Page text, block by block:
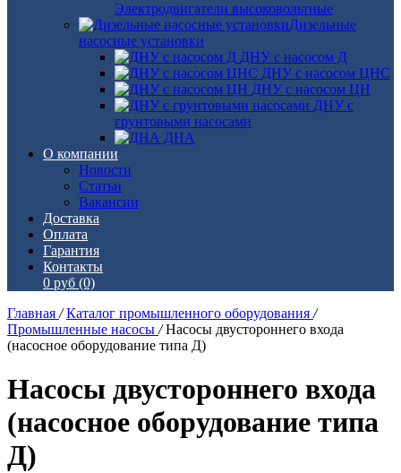
Электродвигатели высоковольтные
Дизельные
насосные установки
ДНУ с насосом Д
ДНУ с насосом ЦНС
ДНУ с насосом ЦН
ДНУ с
грунтовыми насосами
ДНА
О компании
Новости
Статьи
Вакансии
Доставка
Оплата
Гарантия
Контакты
0 руб (0)
Главная / Каталог промышленного оборудования /
Промышленные насосы / Насосы двустороннего входа
(насосное оборудование типа Д)
Насосы двустороннего входа
(насосное оборудование типа
Д)